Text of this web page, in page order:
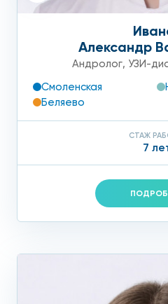
Александр
Андролог, УЗИ-
Смоленская
Беляево
СТАЖ
7